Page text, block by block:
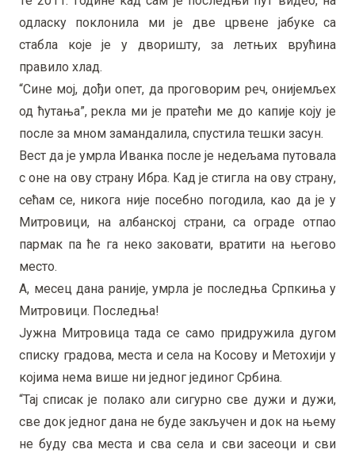
одласку поклонила ми је две црвене јабуке са
стабла које је у дворишту, за летњих врућина
правило хлад.
“Сине мој, дођи опет, да проговорим реч, онијемљех
од ћутања”, рекла ми је пратећи ме до капије коју је
после за мном замандалила, спустила тешки засун.
Вест да је умрла Иванка после је недељама путовала
с оне на ову страну Ибра. Кад је стигла на ову страну,
сећам се, никога није посебно погодила, као да је у
Митровици, на албанској страни, са ограде отпао
пармак па ће га неко заковати, вратити на његово
место.
А, месец дана раније, умрла је последња Српкиња у
Митровици. Последња!
Јужна Митровица тада се само придружила дугом
списку градова, места и села на Косову и Метохији у
којима нема више ни једног јединог Србина.
“Тај списак је полако али сигурно све дужи и дужи,
све док једног дана не буде закључен и док на њему
не буду сва места и сва села и сви засеоци и сви